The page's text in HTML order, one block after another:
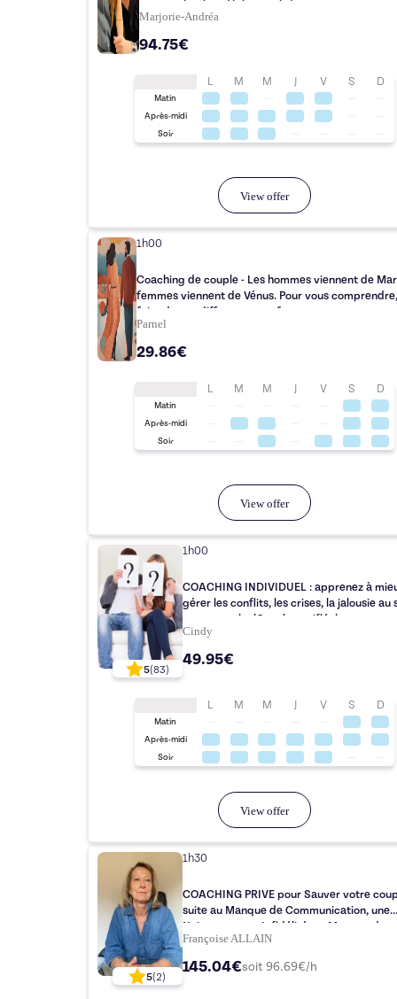
communication, désir, ennui...)
Marjorie-Andréa
94.75€
L M M J V S D
Matin
Après-midi
Soir
View offer
1h00
Coaching de couple - Les hommes viennent de Mars, les
femmes viennent de Vénus. Pour vous
faire de vos difference une force.
Parnel
29.86€
L M M J V S D
Matin
Après-midi
Soir
View offer
5(83)
1h00
COACHING INDIVIDUEL : apprenez à
gérer les conflits, les crises, la jalousie au
votre couple. (Coach certifiée)
Cindy
49.95€
L M M J V S D
Matin
Après-midi
Soir
View offer
5(2)
1h30
COACHING PRIVE pour Sauver votre couple
suite au Manque de Communication, une
Naissance, une Infidélité, un Manque de
confiance ou toute autre raison
Françoise ALLAIN
145.04€soit 96.69€/h